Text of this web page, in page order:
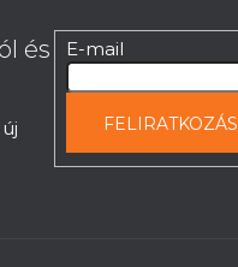
és
E-mail
FELIRATKOZÁS